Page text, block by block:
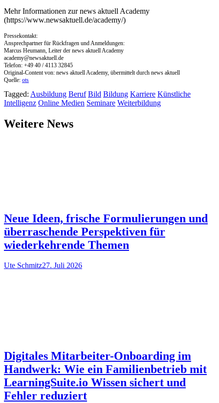
Mehr Informationen zur news aktuell Academy
(https://www.newsaktuell.de/academy/)
Pressekontakt:
Ansprechpartner für Rückfragen und Anmeldungen:
Marcus Heumann, Leiter der news aktuell Academy
academy@newsaktuell.de
Telefon: +49 40 / 4113 32845
Original-Content von: news aktuell Academy, übermittelt durch news aktuell
Quelle: ots
Tagged: Ausbildung Beruf Bild Bildung Karriere Künstliche
Intelligenz Online Medien Seminare Weiterbildung
Weitere News
Neue Ideen, frische Formulierungen und
überraschende Perspektiven für
wiederkehrende Themen
Ute Schmitz27. Juli 2026
Digitales Mitarbeiter-Onboarding im
Handwerk: Wie ein Familienbetrieb mit
LearningSuite.io Wissen sichert und
Fehler reduziert